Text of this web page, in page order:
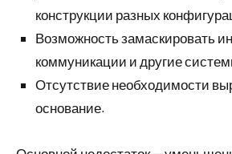
конструкции разных
Возможность замаскировать
коммуникации и другие
Отсутствие необходимости
основание.